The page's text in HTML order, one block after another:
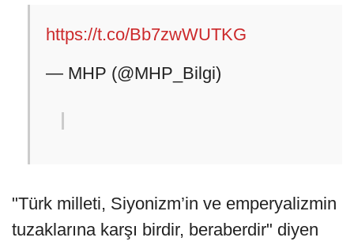
https://t.co/Bb7zwWUTKG
— MHP (@MHP_Bilgi)
"Türk milleti, Siyonizm’in ve emperyalizmin
tuzaklarına karşı birdir, beraberdir" diyen